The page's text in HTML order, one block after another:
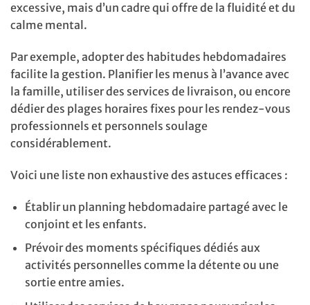
excessive, mais d’un cadre qui offre de la fluidité et du
calme mental.
Par exemple, adopter des habitudes hebdomadaires
facilite la gestion. Planifier les menus à l’avance avec
la famille, utiliser des services de livraison, ou encore
dédier des plages horaires fixes pour les rendez-vous
professionnels et personnels soulage
considérablement.
Voici une liste non exhaustive des astuces efficaces :
Établir un planning hebdomadaire partagé avec le
conjoint et les enfants.
Prévoir des moments spécifiques dédiés aux
activités personnelles comme la détente ou une
sortie entre amies.